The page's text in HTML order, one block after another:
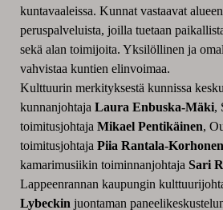
kuntavaaleissa. Kunnat vastaavat
peruspalveluista, joilla tuetaan
sekä alan toimijoita. Yksilöllinen ja
vahvistaa kuntien elinvoimaa.
Kulttuurin merkityksestä kunnissa
kunnanjohtaja Laura Enbuska-Mäki,
toimitusjohtaja Mikael Pentikäinen,
toimitusjohtaja Piia Rantala-Korhonen
kamarimusiikin toiminnanjohtaja Sari
Lappeenrannan kaupungin
Lybeckin juontaman